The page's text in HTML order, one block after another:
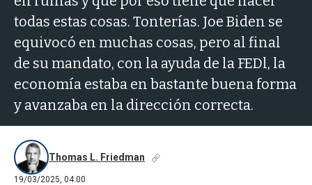
todas estas cosas. Tonterías. Joe Biden se
equivocó en muchas cosas, pero al final
de su mandato, con la ayuda de la FEDl, la
economía estaba en bastante buena forma
y avanzaba en la dirección correcta.
Thomas L. Friedman
19/03/2025, 04:00